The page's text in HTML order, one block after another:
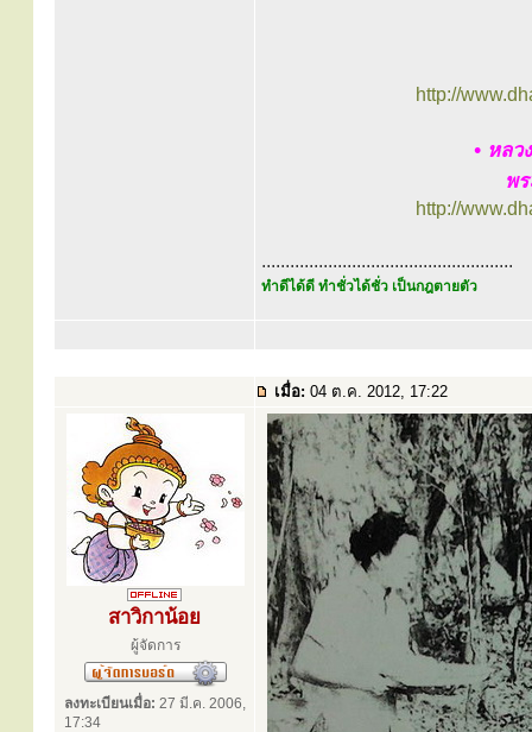
http://
• หล
พ
http://
.....................................................
ทำดีได้ดี ทำชั่วได้ชั่ว เป็นกฎตายตัว
เมื่อ: 04 ต.ค. 2012, 17:22
สาวิกาน้อย
ผู้จัดการ
ลงทะเบียนเมื่อ: 27 มี.ค. 2006,
17:34